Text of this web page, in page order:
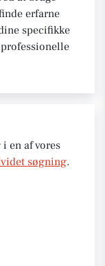
erfarne
specifikke
professionelle
en af vores
søgning.